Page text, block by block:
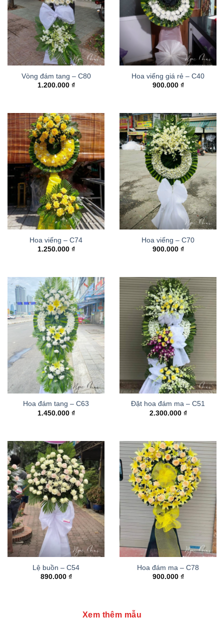
Vòng đám tang – C80
1.200.000 ₫
Hoa viếng giá rẻ – C40
900.000 ₫
Hoa viếng – C74
1.250.000 ₫
Hoa viếng – C70
900.000 ₫
Hoa đám tang – C63
1.450.000 ₫
Đặt hoa đám ma – C51
2.300.000 ₫
Lệ buồn – C54
890.000 ₫
Hoa đám ma – C78
900.000 ₫
Xem thêm mẫu